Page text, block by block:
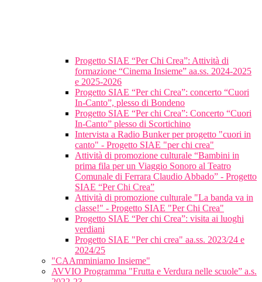
Progetto SIAE “Per Chi Crea”: Attività di
formazione “Cinema Insieme” aa.ss. 2024-2025
e 2025-2026
Progetto SIAE “Per chi Crea”: concerto “Cuori
In-Canto”, plesso di Bondeno
Progetto SIAE “Per chi Crea”: Concerto “Cuori
In-Canto” plesso di Scortichino
Intervista a Radio Bunker per progetto "cuori in
canto" - Progetto SIAE "per chi crea"
Attività di promozione culturale “Bambini in
prima fila per un Viaggio Sonoro al Teatro
Comunale di Ferrara Claudio Abbado” - Progetto
SIAE “Per Chi Crea”
Attività di promozione culturale "La banda va in
classe!" - Progetto SIAE "Per Chi Crea"
Progetto SIAE “Per chi Crea”: visita ai luoghi
verdiani
Progetto SIAE "Per chi crea" aa.ss. 2023/24 e
2024/25
"CAAmminiamo Insieme"
AVVIO Programma "Frutta e Verdura nelle scuole” a.s.